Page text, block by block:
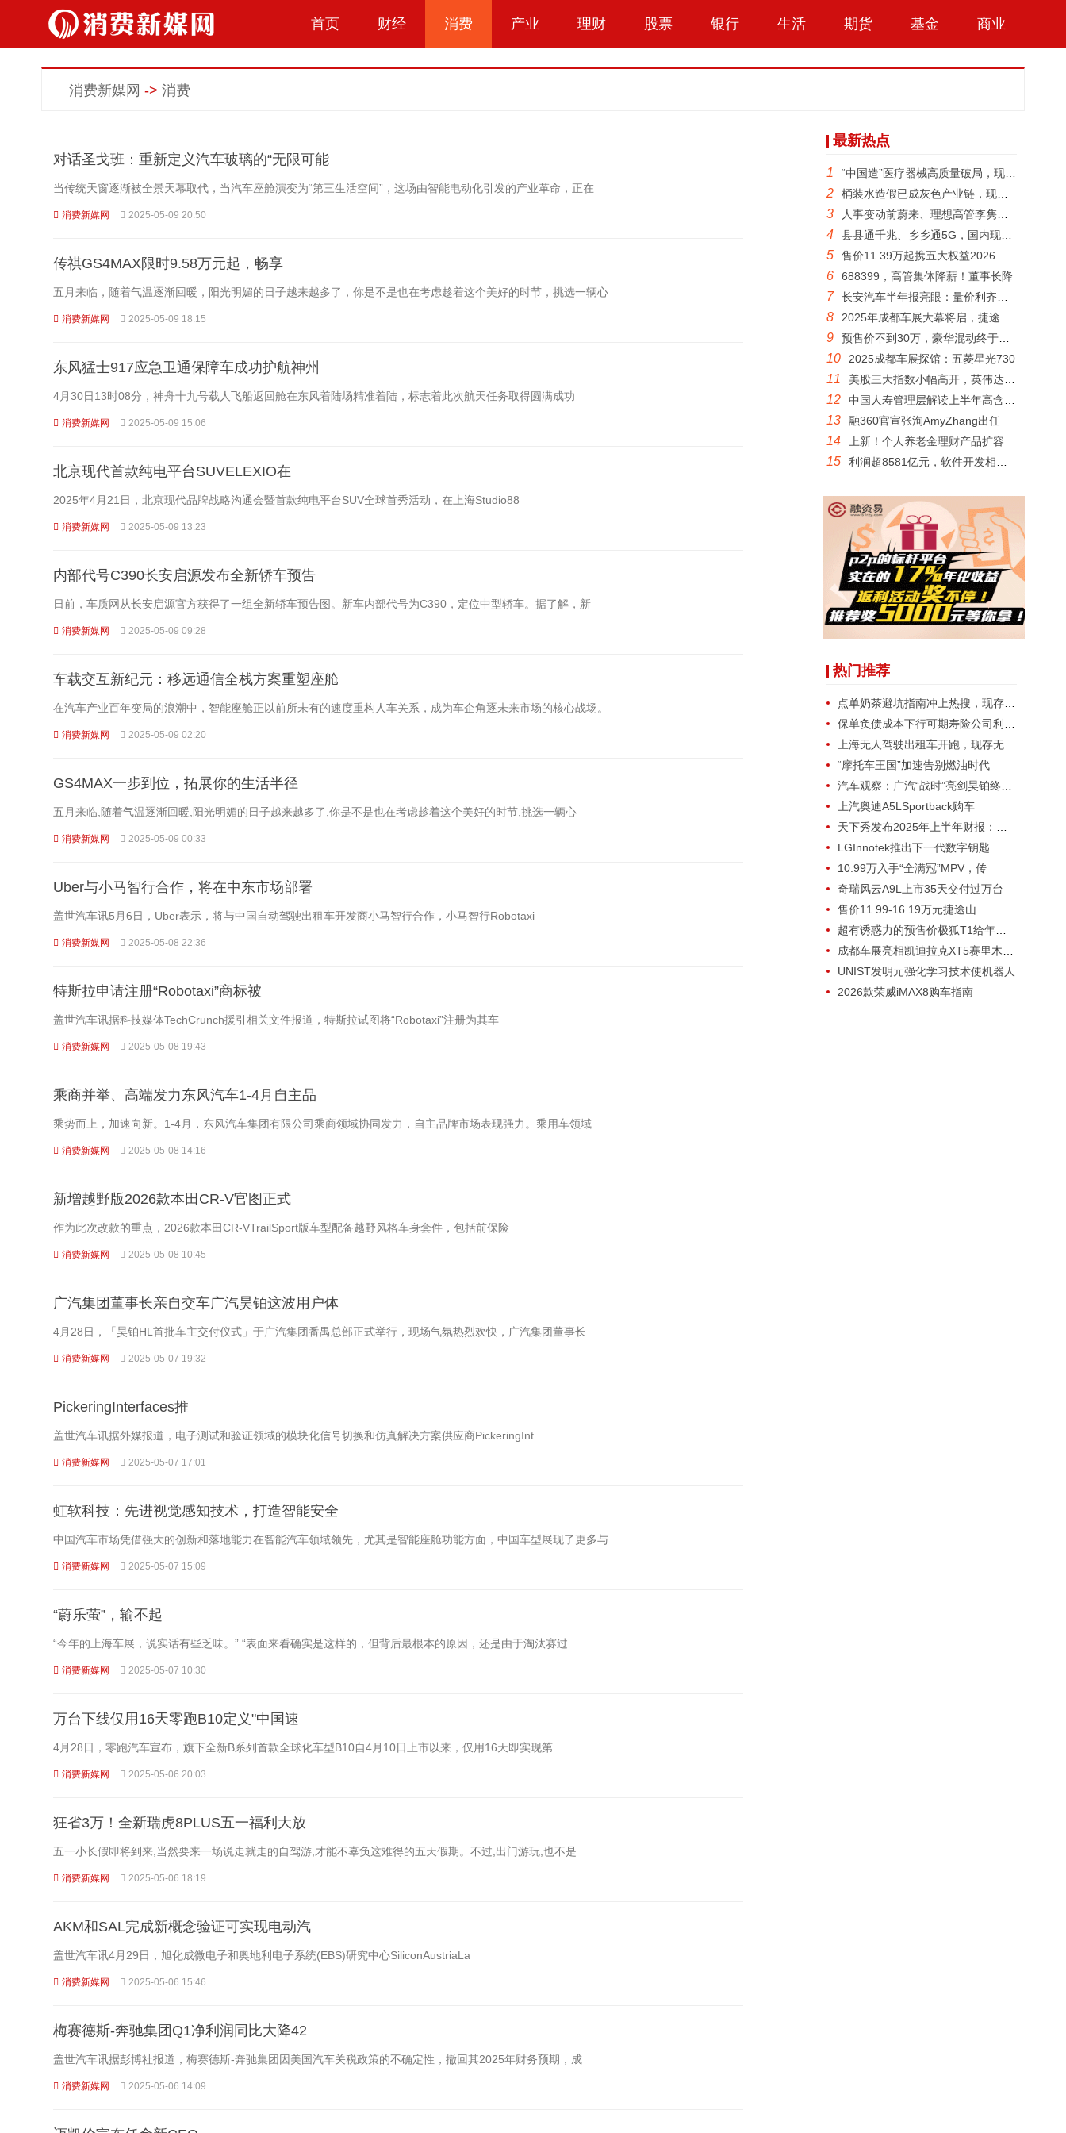
首页 财经 消费 产业 理财 股票 银行 生活 期货 基金 商业
消费新媒网 -> 消费
对话圣戈班：重新定义汽车玻璃的“无限可能
当传统天窗逐渐被全景天幕取代，当汽车座舱演变为“第三生活空间”，这场由智能电动化引发的产业革命，正在
消费新媒网 2025-05-09 20:50
传祺GS4MAX限时9.58万元起，畅享
五月来临，随着气温逐渐回暖，阳光明媚的日子越来越多了，你是不是也在考虑趁着这个美好的时节，挑选一辆心
消费新媒网 2025-05-09 18:15
东风猛士917应急卫通保障车成功护航神州
4月30日13时08分，神舟十九号载人飞船返回舱在东风着陆场精准着陆，标志着此次航天任务取得圆满成功
消费新媒网 2025-05-09 15:06
北京现代首款纯电平台SUVELEXIO在
2025年4月21日，北京现代品牌战略沟通会暨首款纯电平台SUV全球首秀活动，在上海Studio88
消费新媒网 2025-05-09 13:23
内部代号C390长安启源发布全新轿车预告
日前，车质网从长安启源官方获得了一组全新轿车预告图。新车内部代号为C390，定位中型轿车。据了解，新
消费新媒网 2025-05-09 09:28
车载交互新纪元：移远通信全栈方案重塑座舱
在汽车产业百年变局的浪潮中，智能座舱正以前所未有的速度重构人车关系，成为车企角逐未来市场的核心战场。
消费新媒网 2025-05-09 02:20
GS4MAX一步到位，拓展你的生活半径
五月来临,随着气温逐渐回暖,阳光明媚的日子越来越多了,你是不是也在考虑趁着这个美好的时节,挑选一辆心
消费新媒网 2025-05-09 00:33
Uber与小马智行合作，将在中东市场部署
盖世汽车讯5月6日，Uber表示，将与中国自动驾驶出租车开发商小马智行合作，小马智行Robotaxi
消费新媒网 2025-05-08 22:36
特斯拉申请注册“Robotaxi”商标被
盖世汽车讯据科技媒体TechCrunch援引相关文件报道，特斯拉试图将“Robotaxi”注册为其车
消费新媒网 2025-05-08 19:43
乘商并举、高端发力东风汽车1-4月自主品
乘势而上，加速向新。1-4月，东风汽车集团有限公司乘商领域协同发力，自主品牌市场表现强力。乘用车领域
消费新媒网 2025-05-08 14:16
新增越野版2026款本田CR-V官图正式
作为此次改款的重点，2026款本田CR-VTrailSport版车型配备越野风格车身套件，包括前保险
消费新媒网 2025-05-08 10:45
广汽集团董事长亲自交车广汽昊铂这波用户体
4月28日，「昊铂HL首批车主交付仪式」于广汽集团番禺总部正式举行，现场气氛热烈欢快，广汽集团董事长
消费新媒网 2025-05-07 19:32
PickeringInterfaces推
盖世汽车讯据外媒报道，电子测试和验证领域的模块化信号切换和仿真解决方案供应商PickeringInt
消费新媒网 2025-05-07 17:01
虹软科技：先进视觉感知技术，打造智能安全
中国汽车市场凭借强大的创新和落地能力在智能汽车领域领先，尤其是智能座舱功能方面，中国车型展现了更多与
消费新媒网 2025-05-07 15:09
“蔚乐萤”，输不起
“今年的上海车展，说实话有些乏味。” “表面来看确实是这样的，但背后最根本的原因，还是由于淘汰赛过
消费新媒网 2025-05-07 10:30
万台下线仅用16天零跑B10定义"中国速
4月28日，零跑汽车宣布，旗下全新B系列首款全球化车型B10自4月10日上市以来，仅用16天即实现第
消费新媒网 2025-05-06 20:03
狂省3万！全新瑞虎8PLUS五一福利大放
五一小长假即将到来,当然要来一场说走就走的自驾游,才能不辜负这难得的五天假期。不过,出门游玩,也不是
消费新媒网 2025-05-06 18:19
AKM和SAL完成新概念验证可实现电动汽
盖世汽车讯4月29日，旭化成微电子和奥地利电子系统(EBS)研究中心SiliconAustriaLa
消费新媒网 2025-05-06 15:46
梅赛德斯-奔驰集团Q1净利润同比大降42
盖世汽车讯据彭博社报道，梅赛德斯-奔驰集团因美国汽车关税政策的不确定性，撤回其2025年财务预期，成
消费新媒网 2025-05-06 14:09
最新热点
1 “中国造”医疗器械高质量破局，现存相
2 桶装水造假已成灰色产业链，现存纯净水
3 人事变动前蔚来、理想高管李隽加入FF
4 县县通千兆、乡乡通5G，国内现存5G
5 售价11.39万起携五大权益2026
6 688399，高管集体降薪！董事长降
7 长安汽车半年报亮眼：量价利齐升，驶入
8 2025年成都车展大幕将启，捷途汽车
9 预售价不到30万，豪华混动终于来了一
10 2025成都车展探馆：五菱星光730
11 美股三大指数小幅高开，英伟达绩后涨超
12 中国人寿管理层解读上半年高含金量成绩
13 融360官宣张洵AmyZhang出任
14 上新！个人养老金理财产品扩容
15 利润超8581亿元，软件开发相关企业
热门推荐
点单奶茶避坑指南冲上热搜，现存奶茶店
保单负债成本下行可期寿险公司利差风险
上海无人驾驶出租车开跑，现存无人驾驶
“摩托车王国”加速告别燃油时代
汽车观察：广汽“战时”亮剑昊铂终结增
上汽奥迪A5LSportback购车
天下秀发布2025年上半年财报：营收
LGInnotek推出下一代数字钥匙
10.99万入手“全满冠”MPV，传
奇瑞风云A9L上市35天交付过万台
售价11.99-16.19万元捷途山
超有诱惑力的预售价极狐T1给年轻人带
成都车展亮相凯迪拉克XT5赛里木蓝官
UNIST发明元强化学习技术使机器人
2026款荣威iMAX8购车指南